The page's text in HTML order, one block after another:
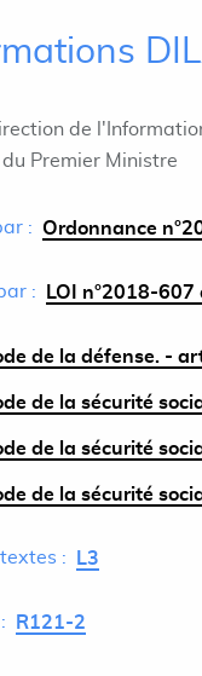
de
Premier Ministre
: Ordonnance
: LOI n°2018-
de la défense. -
de la sécurité
de la sécurité
de la sécurité
: L3
R121-2